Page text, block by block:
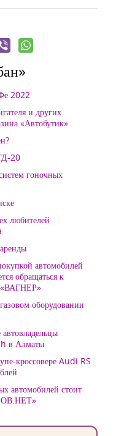
2022
и других
«Автобутик»
20
гоночных
любителей
автомобилей
обращаться к
«ВАГНЕР»
оборудовании
в Алматы
кроссовере Audi RS
автомобилей стоит